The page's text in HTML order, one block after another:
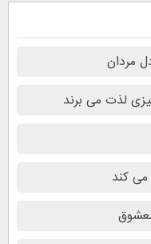
مردان
لذت می برند